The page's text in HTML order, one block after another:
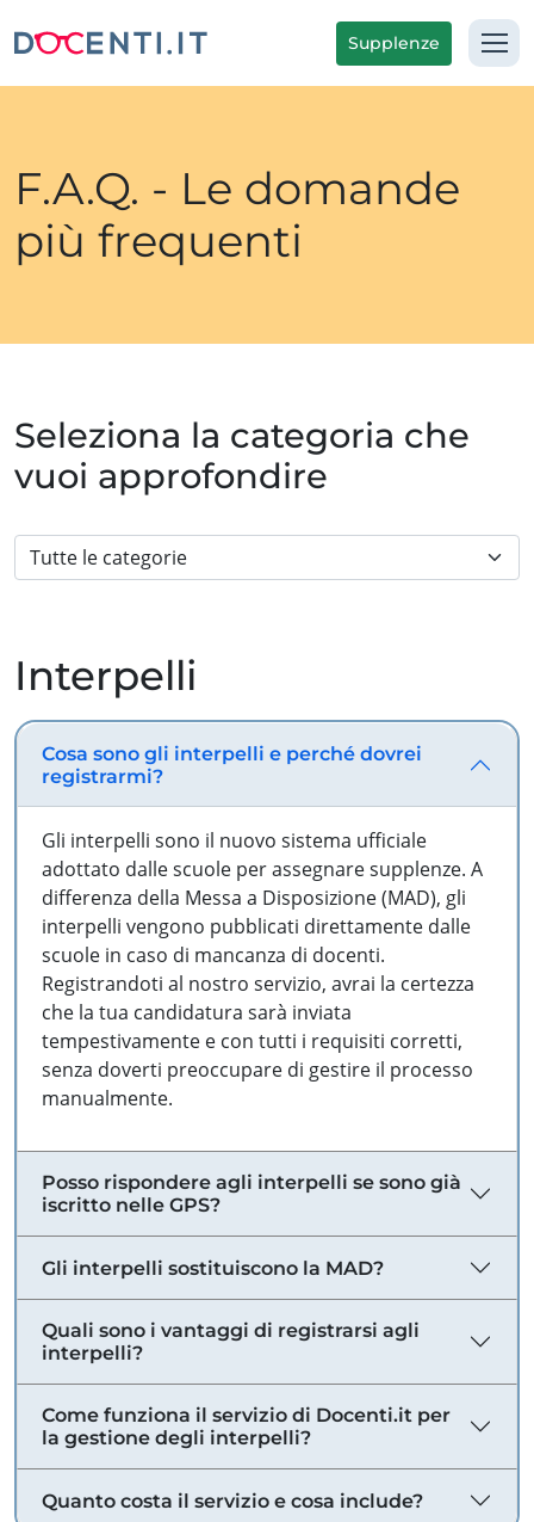
Supplenze
F.A.Q. - Le domande
più frequenti
Seleziona la categoria che
vuoi approfondire
Interpelli
Cosa sono gli interpelli e perché dovrei
registrarmi?
Gli interpelli sono il nuovo sistema ufficiale
adottato dalle scuole per assegnare supplenze. A
differenza della Messa a Disposizione (MAD), gli
interpelli vengono pubblicati direttamente dalle
scuole in caso di mancanza di docenti.
Registrandoti al nostro servizio, avrai la certezza
che la tua candidatura sarà inviata
tempestivamente e con tutti i requisiti corretti,
senza doverti preoccupare di gestire il processo
manualmente.
Posso rispondere agli interpelli se sono già
iscritto nelle GPS?
Gli interpelli sostituiscono la MAD?
Quali sono i vantaggi di registrarsi agli
interpelli?
Come funziona il servizio di Docenti.it per
la gestione degli interpelli?
Quanto costa il servizio e cosa include?